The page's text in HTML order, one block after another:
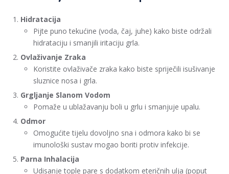
Hidratacija
Pijte puno tekućine (voda, čaj, juhe) kako biste održali
hidrataciju i smanjili iritaciju grla.
Ovlaživanje Zraka
Koristite ovlaživače zraka kako biste spriječili isušivanje
sluznice nosa i grla.
Grgljanje Slanom Vodom
Pomaže u ublažavanju boli u grlu i smanjuje upalu.
Odmor
Omogućite tijelu dovoljno sna i odmora kako bi se
imunološki sustav mogao boriti protiv infekcije.
Parna Inhalacija
Udisanje tople pare s dodatkom eteričnih ulja (poput